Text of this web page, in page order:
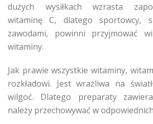
dużych wysiłkach wzrasta
witaminę C, dlatego sportowcy,
zawodami, powinni przyjmować
witaminy.
Jak prawie wszystkie witaminy,
rozkładowi. Jest wrażliwa na
wilgoć. Dlatego preparaty
należy przechowywać w